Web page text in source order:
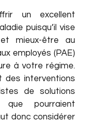
un excellent
puisqu’il vise
mieux-être au
employés (PAE)
à votre régime.
des interventions
de solutions
que pourraient
donc considérer